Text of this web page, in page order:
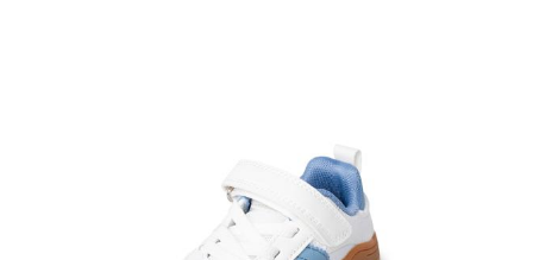
Wenn Sie ein Kundenkonto haben, loggen Sie sich einfach ein,
um den Vorgang zu starten. Wenn Sie als Gast bestellt haben,
Ruecksendungund geben Sie Ihre
Bestellnummer sowie die beim Kauf verwendete E-Mail-